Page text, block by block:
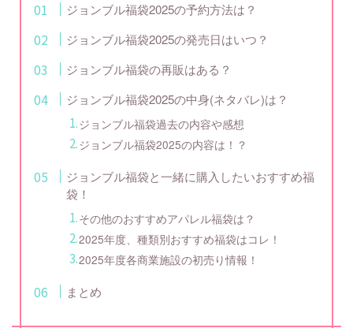
ジョンブル福袋2025の予約方法は？
ジョンブル福袋2025の発売日はいつ？
ジョンブル福袋の再販はある？
ジョンブル福袋2025の中身(ネタバレ)は？
ジョンブル福袋過去の内容や感想
ジョンブル福袋2025の内容は！？
ジョンブル福袋と一緒に購入したいおすすめ福
袋！
その他のおすすめアパレル福袋は？
2025年度、種類別おすすめ福袋はコレ！
2025年度各商業施設の初売り情報！
まとめ